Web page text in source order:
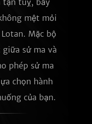
tận tuỵ, bầy
mệt mỏi
Mặc bộ
sử ma và
phép sử ma
chọn hành
của bạn.